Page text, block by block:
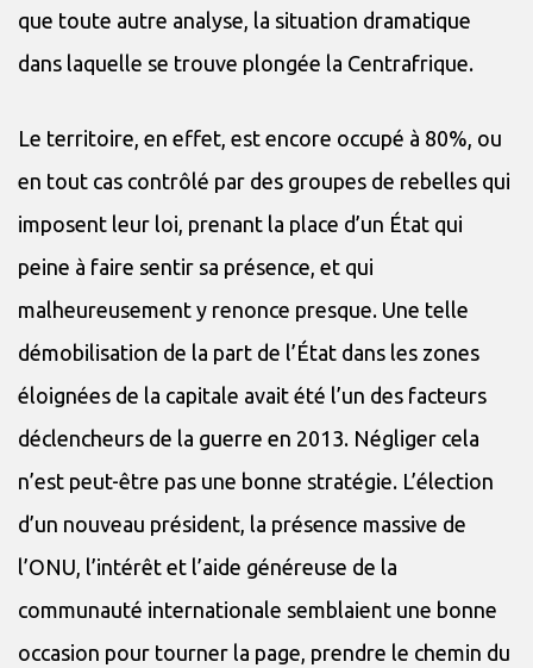
que toute autre analyse, la situation dramatique
dans laquelle se trouve plongée la Centrafrique.
Le territoire, en effet, est encore occupé à 80%, ou
en tout cas contrôlé par des groupes de rebelles qui
imposent leur loi, prenant la place d’un État qui
peine à faire sentir sa présence, et qui
malheureusement y renonce presque. Une telle
démobilisation de la part de l’État dans les zones
éloignées de la capitale avait été l’un des facteurs
déclencheurs de la guerre en 2013. Négliger cela
n’est peut-être pas une bonne stratégie. L’élection
d’un nouveau président, la présence massive de
l’ONU, l’intérêt et l’aide généreuse de la
communauté internationale semblaient une bonne
occasion pour tourner la page, prendre le chemin du